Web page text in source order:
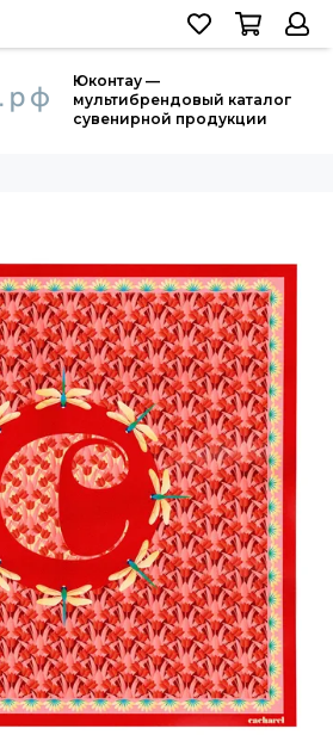
Юконтау —
мультибрендовый каталог
сувенирной продукции